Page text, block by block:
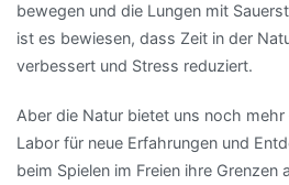
bewegen und die Lungen mit
ist es bewiesen, dass Zeit in der
verbessert und Stress reduziert.
Aber die Natur bietet uns noch mehr
Labor für neue Erfahrungen und
beim Spielen im Freien ihre Grenzen